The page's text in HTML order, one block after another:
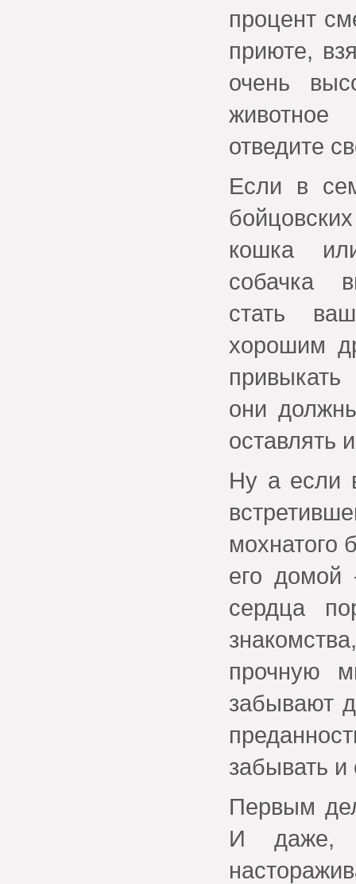
процент
приюте,
очень
отведите
Если в
кошка
собачка
стать
хорошим
они
оставлять
Ну а если
мохнатого
его домой
сердца
прочную
забывают
забывать
Первым
И даже,